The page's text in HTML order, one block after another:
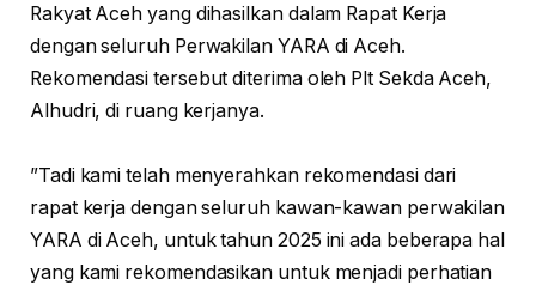
Rakyat Aceh yang dihasilkan dalam Rapat Kerja
dengan seluruh Perwakilan YARA di Aceh.
Rekomendasi tersebut diterima oleh Plt Sekda Aceh,
Alhudri, di ruang kerjanya.
”Tadi kami telah menyerahkan rekomendasi dari
rapat kerja dengan seluruh kawan-kawan perwakilan
YARA di Aceh, untuk tahun 2025 ini ada beberapa hal
yang kami rekomendasikan untuk menjadi perhatian